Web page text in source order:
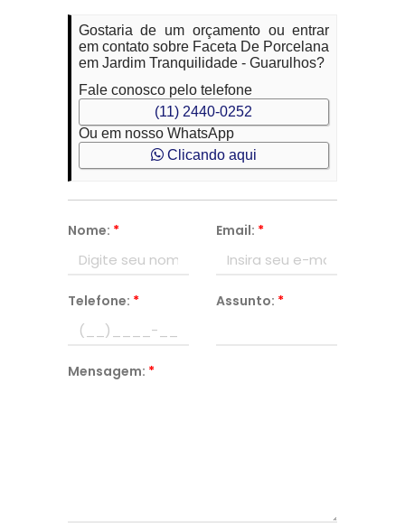
Gostaria de um orçamento ou entrar
em contato sobre Faceta De Porcelana
em Jardim Tranquilidade - Guarulhos?
Fale conosco pelo telefone
(11) 2440-0252
Ou em nosso WhatsApp
Clicando aqui
Nome: * Email: *
Telefone: * Assunto: *
Mensagem: *